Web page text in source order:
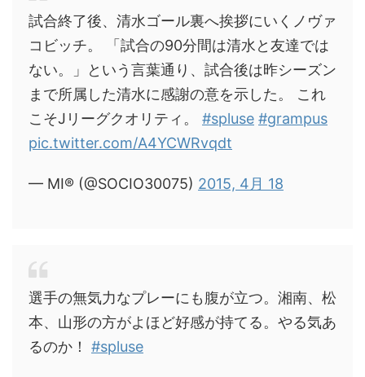
試合終了後、清水ゴール裏へ挨拶にいくノヴァ
コビッチ。 「試合の90分間は清水と友達では
ない。」という言葉通り、試合後は昨シーズン
まで所属した清水に感謝の意を示した。 これ
こそJリーグクオリティ。 #spluse #grampus
pic.twitter.com/A4YCWRvqdt
— MI® (@SOCIO30075) 2015, 4月 18
選手の無気力なプレーにも腹が立つ。湘南、松
本、山形の方がよほど好感が持てる。やる気あ
るのか！ #spluse